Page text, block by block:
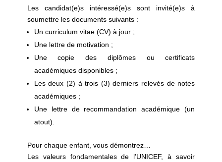
Les candidat(e)s intéressé(e)s sont invité(e)s à
soumettre les documents suivants :
Un curriculum vitae (CV) à jour ;
Une lettre de motivation ;
Une copie des diplômes ou certificats
académiques disponibles ;
Les deux (2) à trois (3) derniers relevés de notes
académiques ;
Une lettre de recommandation académique (un
atout).
Pour chaque enfant, vous démontrez…
Les valeurs fondamentales de l’UNICEF, à savoir